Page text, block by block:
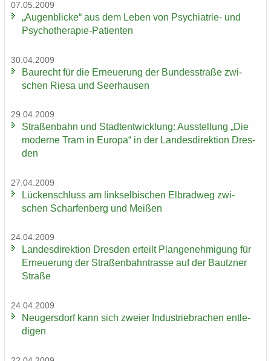
07.05.2009
„Au­gen­bli­cke“ aus dem Leben von Psychiatrie-​ und
Psychotherapie-​Patienten
30.04.2009
Bau­recht für die Er­neue­rung der Bun­des­stra­ße zwi­
schen Riesa und Seer­hau­sen
29.04.2009
Stra­ßen­bahn und Stadt­ent­wick­lung: Aus­stel­lung „Die
mo­der­ne Tram in Eu­ro­pa“ in der Lan­des­di­rek­ti­on Dres­
den
27.04.2009
Lü­cken­schluss am linksel­bi­schen El­brad­weg zwi­
schen Schar­fen­berg und Mei­ßen
24.04.2009
Lan­des­di­rek­ti­on Dres­den er­teilt Plan­ge­neh­mi­gung für
Er­neue­rung der Stra­ßen­bahn­tras­se auf der Bautz­ner
Stra­ße
24.04.2009
Neu­gers­dorf kann sich zwei­er In­dus­trie­bra­chen ent­le­
di­gen